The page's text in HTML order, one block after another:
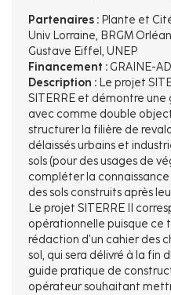
Partenaires : Plante et
Univ Lorraine, BRGM
Gustave Eiffel, UNEP
Financement :GRAINE-
Description : Le projet
SITERRE et démontre
avec comme double
structurer la filière de
délaissés urbains et
sols (pour des usages de
compléter la
des sols construits après
Le projet SITERRE II
opérationnelle puisque ce
rédaction d’un cahier des
sol, qui sera délivré à la fin
guide pratique de
opérateur souhaitant